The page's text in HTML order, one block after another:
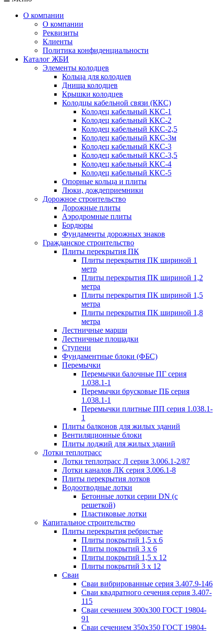
О компании
О компании
Реквизиты
Клиенты
Политика конфиденциальности
Каталог ЖБИ
Элементы колодцев
Кольца для колодцев
Днища колодцев
Крышки колодцев
Колодцы кабельной связи (ККС)
Колодец кабельный ККС-1
Колодец кабельный ККС-2
Колодец кабельный ККС-2,5
Колодец кабельный ККС-3м
Колодец кабельный ККС-3
Колодец кабельный ККС-3,5
Колодец кабельный ККС-4
Колодец кабельный ККС-5
Опорные кольца и плиты
Люки, дождеприемники
Дорожное строительство
Дорожные плиты
Аэродромные плиты
Бордюры
Фундаменты дорожных знаков
Гражданское строительство
Плиты перекрытия ПК
Плиты перекрытия ПК шириной 1
метр
Плиты перекрытия ПК шириной 1,2
метра
Плиты перекрытия ПК шириной 1,5
метра
Плиты перекрытия ПК шириной 1,8
метра
Лестничные марши
Лестничные площадки
Ступени
Фундаментные блоки (ФБС)
Перемычки
Перемычки балочные ПГ серия
1.038.1-1
Перемычки брусковые ПБ серия
1.038.1-1
Перемычки плитные ПП серия 1.038.1-
1
Плиты балконов для жилых зданий
Вентиляционные блоки
Плиты лоджий для жилых зданий
Лотки теплотрасс
Лотки теплотрасс Л серия 3.006.1-2/87
Лотки каналов ЛК серия 3.006.1-8
Плиты перекрытия лотков
Водоотводные лотки
Бетонные лотки серии DN (с
решеткой)
Пластиковые лотки
Капитальное строительство
Плиты перекрытия ребристые
Плиты покрытий 1,5 x 6
Плиты покрытий 3 x 6
Плиты покрытий 1,5 x 12
Плиты покрытий 3 x 12
Сваи
Сваи вибрированные серия 3.407.9-146
Сваи квадратного сечения серия 3.407-
115
Сваи сечением 300х300 ГОСТ 19804-
91
Сваи сечением 350х350 ГОСТ 19804-